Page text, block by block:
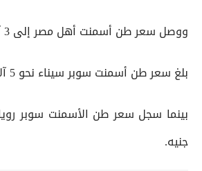
ووصل سعر طن أسمنت أهل مصر إلى 3 آلاف و100جنيه.
بلغ سعر طن أسمنت سوبر سيناء نحو 5 آلاف و550 جنيها.
جنيه.